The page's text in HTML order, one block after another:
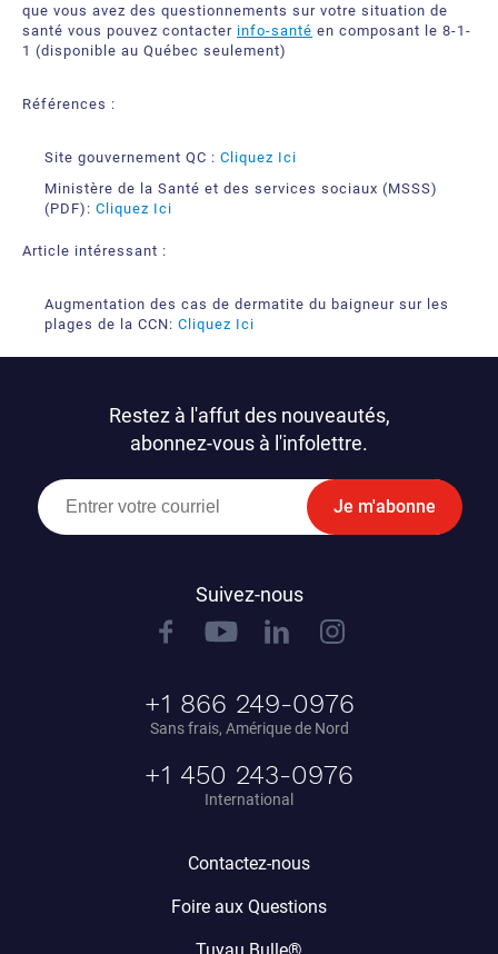
que vous avez des questionnements sur votre situation de
santé vous pouvez contacter info-santé en composant le 8-1-
1 (disponible au Québec seulement)
Références :
Site gouvernement QC : Cliquez Ici
Ministère de la Santé et des services sociaux (MSSS)
(PDF): Cliquez Ici
Article intéressant :
Augmentation des cas de dermatite du baigneur sur les
plages de la CCN: Cliquez Ici
Restez à l'affut des nouveautés,
abonnez-vous à l'infolettre.
Je m'abonne
Suivez-nous
+1 866 249-0976
Sans frais, Amérique de Nord
+1 450 243-0976
International
Contactez-nous
Foire aux Questions